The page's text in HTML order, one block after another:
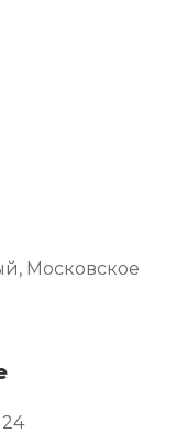
Московское